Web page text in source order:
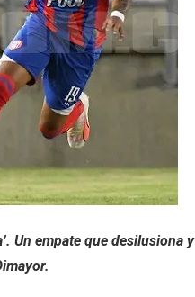
Un empate que desilusiona y